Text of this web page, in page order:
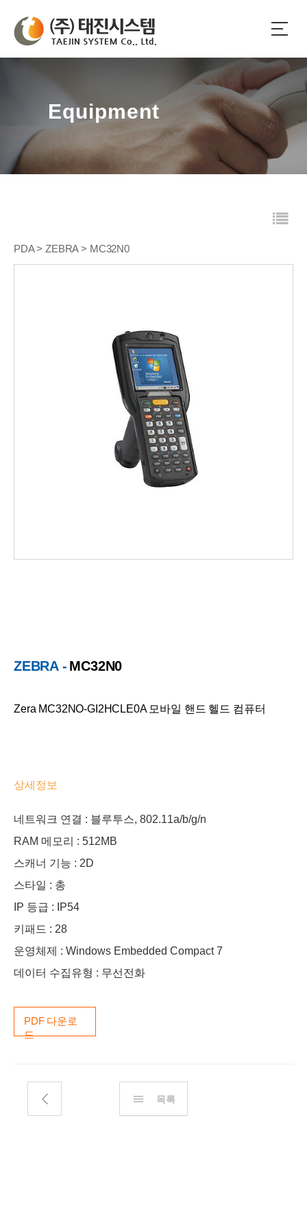
Equipment
PDA > ZEBRA > MC32N0
ZEBRA - MC32N0
Zera MC32NO-GI2HCLE0A 모바일 핸드 헬드 컴퓨터
상세정보
네트워크 연결 : 블루투스, 802.11a/b/g/n
RAM 메모리 : 512MB
스캐너 기능 : 2D
스타일 : 총
IP 등급 : IP54
키패드 : 28
운영체제 : Windows Embedded Compact 7
데이터 수집유형 : 무선전화
PDF 다운로
드
목록